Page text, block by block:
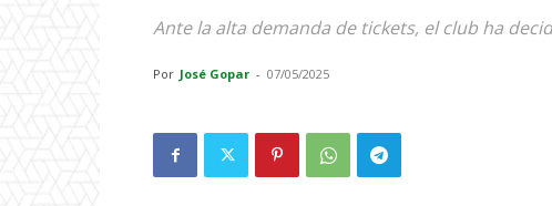
Ante la alta demanda de tickets, el club ha
Por José Gopar - 07/05/2025